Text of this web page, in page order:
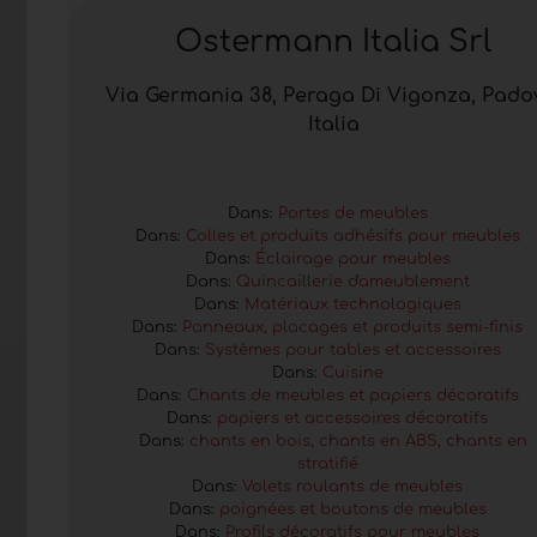
Ostermann Italia Srl
Via Germania 38, Peraga Di Vigonza,
Italia
Dans: Portes de meubles
Dans: Colles et produits adhésifs pour meubles
Dans: Éclairage pour meubles
Dans: Quincaillerie d'ameublement
Dans: Matériaux technologiques
Dans: Panneaux, placages et produits semi-finis
Dans: Systèmes pour tables et accessoires
Dans: Cuisine
Dans: Chants de meubles et papiers décoratifs
Dans: papiers et accessoires décoratifs
Dans: chants en bois, chants en ABS, chants en
stratifié
Dans: Volets roulants de meubles
Dans: poignées et boutons de meubles
Dans: Profils décoratifs pour meubles